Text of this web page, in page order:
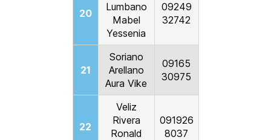
20
Lumbano
Mabel
Yessenia
09249
32742
21
Soriano
Arellano
Aura Vike
09165
30975
22
Veliz
Rivera
Ronald
091926
8037